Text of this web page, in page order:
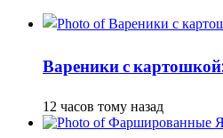
Вареники с
12 часов тому назад